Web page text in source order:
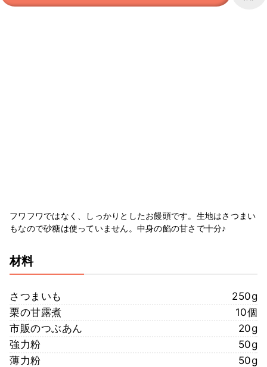
フワフワではなく、しっかりとしたお饅頭です。生地はさつまい
もなので砂糖は使っていません。中身の餡の甘さで十分♪
材料
さつまいも
250g
栗の甘露煮
10個
市販のつぶあん
20g
強力粉
50g
薄力粉
50g